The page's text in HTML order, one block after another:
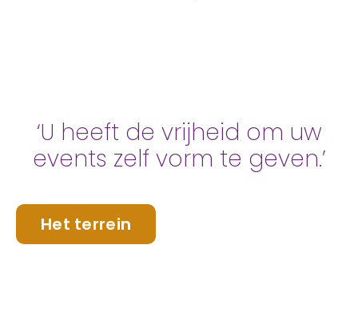
‘U heeft de vrijheid om uw
events zelf vorm te geven.’
Het terrein